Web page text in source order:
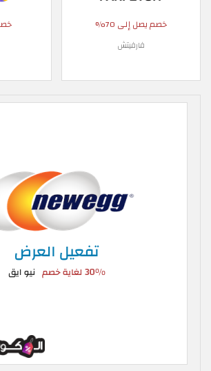
خصم يصل إلى 70%
فارفيتش
خصم